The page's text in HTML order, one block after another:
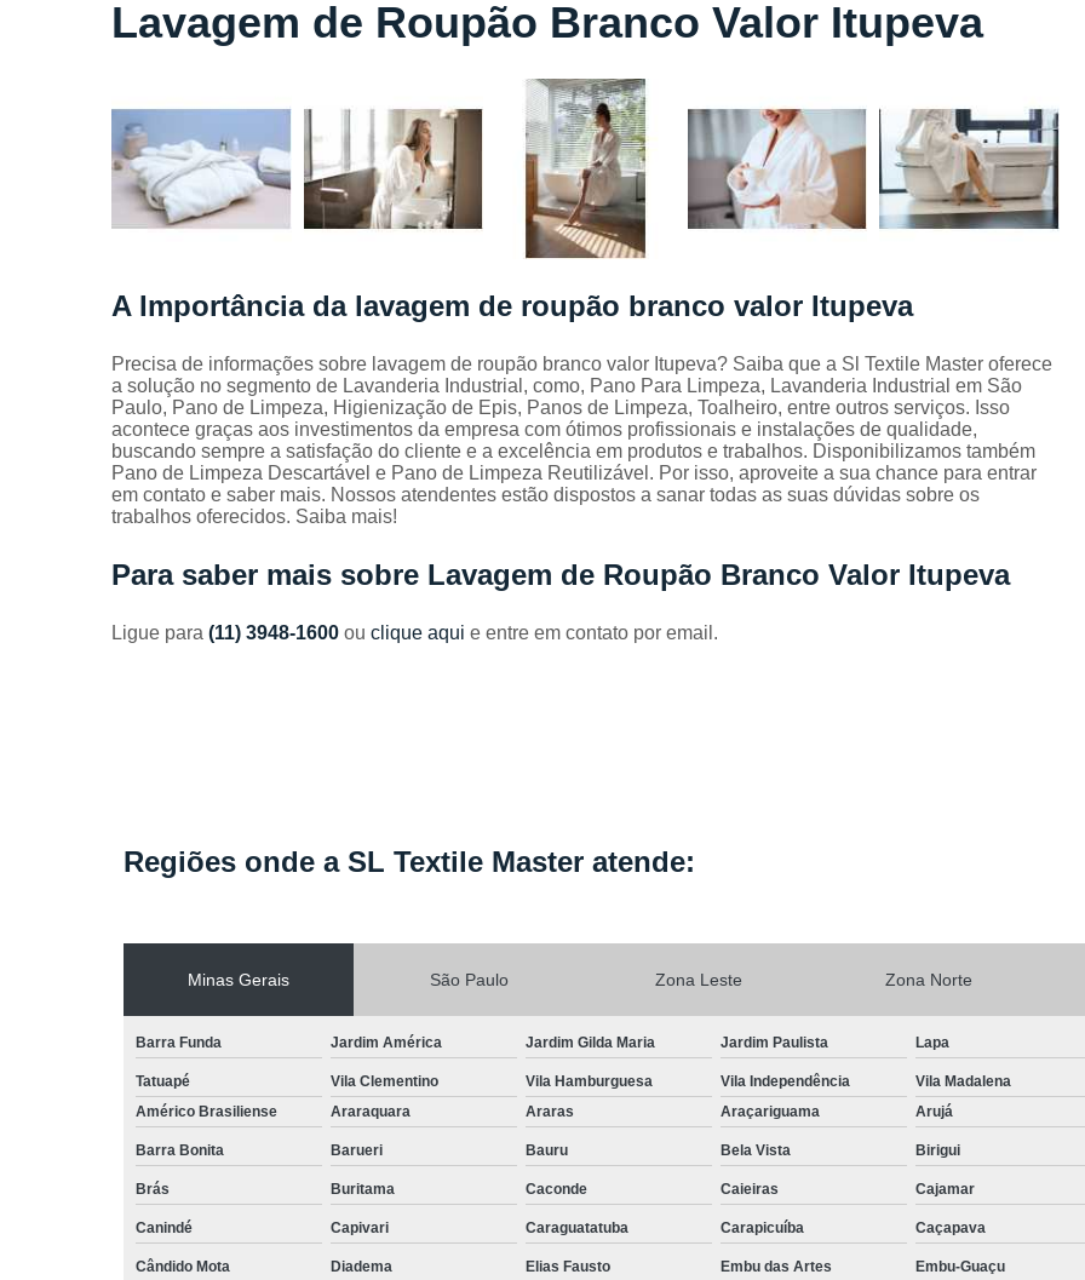
Locação
de lençóis
de banho
Locação
de toalhas
manicure
de rosto
de toalhas
industriais
Mantas
absorvente
Panos de
industriais
toalhas
Lavagem de Toalha de Banho
Lavagem de Toalha São Paulo
Lavagem Toalha de Banho
Empresa de
Lavagem de Uniforme da Empresa
Lavagem de Uniforme e Epi
Lavagem Especializada de Uniforme
Aluguel de Capa de Cortar Cabelo
Aluguel de Capa para Cortar Cabelo
Locação de Capa de Corte Industrial
Locação de Lençol Queen
Locação de
Aluguel de Toalha de Banho Adulto
Aluguel de Toalha de Banho Casal
Locação de Toalha de Banho
Locação de Toalha de Banho e Rosto
Lavagem de Roupão Branco Valor Itupeva
A Importância da lavagem de roupão branco valor Itupeva
Precisa de informações sobre lavagem de roupão branco valor Itupeva? Saiba que a Sl Textile Master oferece
a solução no segmento de Lavanderia Industrial, como, Pano Para Limpeza, Lavanderia Industrial em São
Paulo, Pano de Limpeza, Higienização de Epis, Panos de Limpeza, Toalheiro, entre outros serviços. Isso
acontece graças aos investimentos da empresa com ótimos profissionais e instalações de qualidade,
buscando sempre a satisfação do cliente e a excelência em produtos e trabalhos. Disponibilizamos também
Pano de Limpeza Descartável e Pano de Limpeza Reutilizável. Por isso, aproveite a sua chance para entrar
em contato e saber mais. Nossos atendentes estão dispostos a sanar todas as suas dúvidas sobre os
trabalhos oferecidos. Saiba mais!
Para saber mais sobre Lavagem de Roupão Branco Valor Itupeva
Ligue para (11) 3948-1600 ou clique aqui e entre em contato por email.
Regiões onde a SL Textile Master atende:
Minas Gerais São Paulo Zona Leste Zona Norte
Barra Funda Jardim América Jardim Gilda Maria Jardim Paulista Lapa
Tatuapé Vila Clementino Vila Hamburguesa Vila Independência Vila Madalena
Américo Brasiliense
Araraquara Araras Araçariguama Arujá
Barra Bonita Barueri Bauru Bela Vista Birigui
Brás Buritama Caconde Caieiras Cajamar
Canindé Capivari Caraguatatuba Carapicuíba Caçapava
Cândido Mota Diadema Elias Fausto Embu das Artes Embu-Guaçu